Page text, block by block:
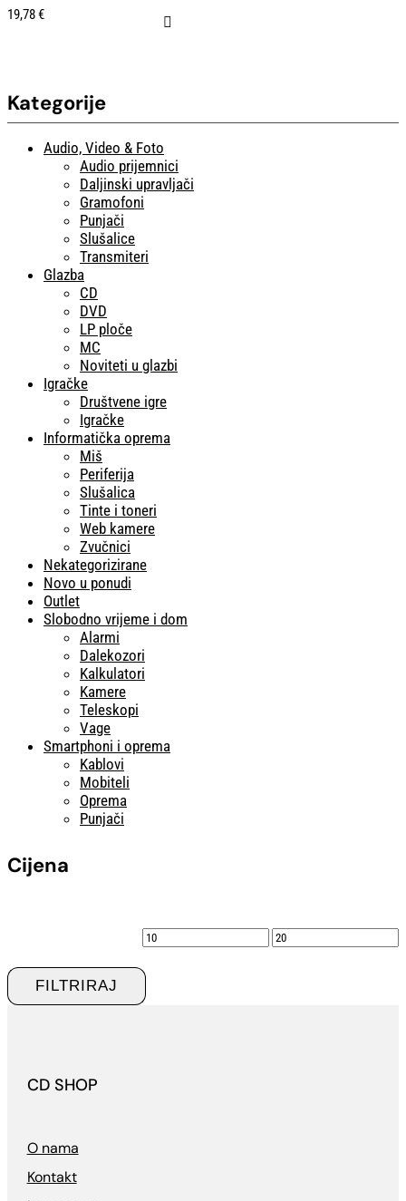
19,78€
Kategorije
Audio, Video & Foto
Audio prijemnici
Daljinski upravljači
Gramofoni
Punjači
Slušalice
Transmiteri
Glazba
CD
DVD
LP ploče
MC
Noviteti u glazbi
Igračke
Društvene igre
Igračke
Informatička oprema
Miš
Periferija
Slušalica
Tinte i toneri
Web kamere
Zvučnici
Nekategorizirane
Novo u ponudi
Outlet
Slobodno vrijeme i dom
Alarmi
Dalekozori
Kalkulatori
Kamere
Teleskopi
Vage
Smartphoni i oprema
Kablovi
Mobiteli
Oprema
Punjači
Cijena
Min
cijena
Maks
FILTRIRAJ
CD SHOP
O nama
Kontakt